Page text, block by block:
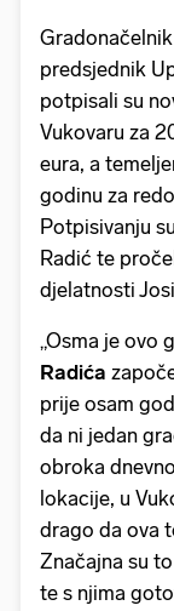
predsjednik
potpisali su
Vukovaru za
eura, a
godinu za
Potpisivanju
Radić te
djelatnosti
„Osma je ovo
Radića
prije osam
da ni jedan
obroka
lokacije, u
drago da ova
Značajna su
te s njima